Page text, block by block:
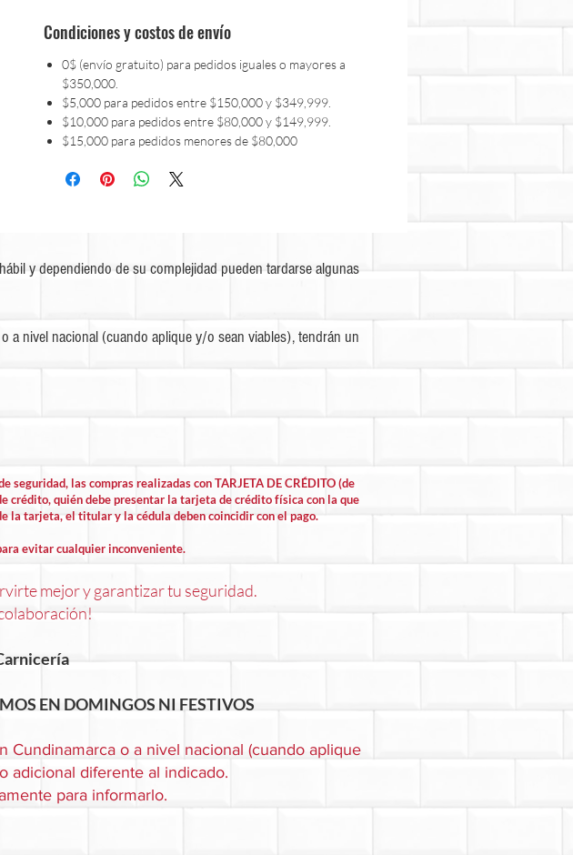
Condiciones y costos de envío
0$ (envío gratuito) para pedidos iguales o mayores a
$350,000.
$5,000 para pedidos entre $150,000 y $349,999.
$10,000 para pedidos entre $80,000 y $149,999.
$15,000 para pedidos menores de $80,000
y dependiendo de su complejidad pueden tardarse algunas
a nivel nacional (cuando aplique y/o sean viables), tendrán un
las compras realizadas con TARJETA DE CRÉDITO (de
quién debe presentar la tarjeta de crédito física con la que
la tarjeta, el titular y la cédula deben coincidir con el pago.
evitar cualquier inconveniente.
mejor y garantizar tu seguridad.
EN DOMINGOS NI FESTIVOS
Cundinamarca o a nivel nacional (cuando aplique
adicional diferente al indicado.
para informarlo.